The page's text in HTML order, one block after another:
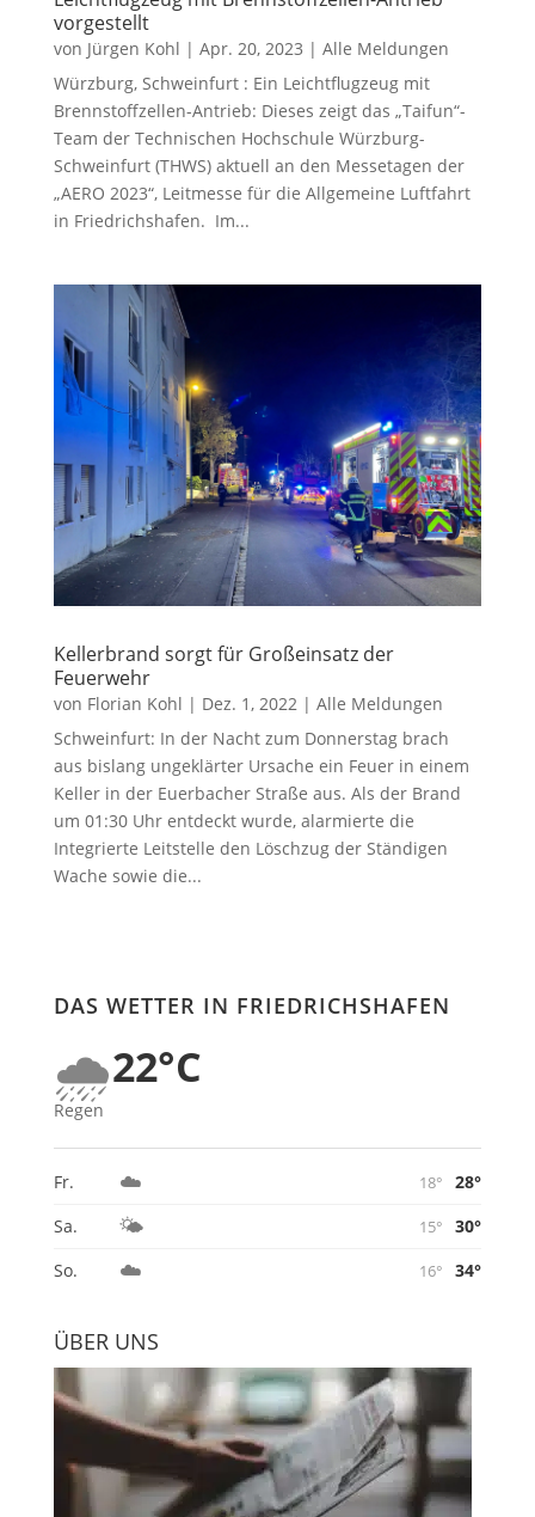
vorgestellt
von Jürgen Kohl | Apr. 20, 2023 | Alle Meldungen
Würzburg, Schweinfurt : Ein Leichtflugzeug mit
Brennstoffzellen-Antrieb: Dieses zeigt das „Taifun“-
Team der Technischen Hochschule Würzburg-
Schweinfurt (THWS) aktuell an den Messetagen der
„AERO 2023“, Leitmesse für die Allgemeine Luftfahrt
in Friedrichshafen. Im...
Kellerbrand sorgt für Großeinsatz der
Feuerwehr
von Florian Kohl | Dez. 1, 2022 | Alle Meldungen
Schweinfurt: In der Nacht zum Donnerstag brach
aus bislang ungeklärter Ursache ein Feuer in einem
Keller in der Euerbacher Straße aus. Als der Brand
um 01:30 Uhr entdeckt wurde, alarmierte die
Integrierte Leitstelle den Löschzug der Ständigen
Wache sowie die...
DAS WETTER IN FRIEDRICHSHAFEN
🌧️22°C
Regen
Fr. ☁️ 18°
28°
Sa.
🌤️ 15°
30°
So.
☁️ 16° 34°
ÜBER UNS